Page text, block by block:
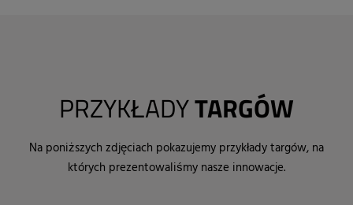
PRZYKŁADYTARGÓW
Na poniższych zdjęciach pokazujemy przykłady targów, na
których prezentowaliśmy nasze innowacje.